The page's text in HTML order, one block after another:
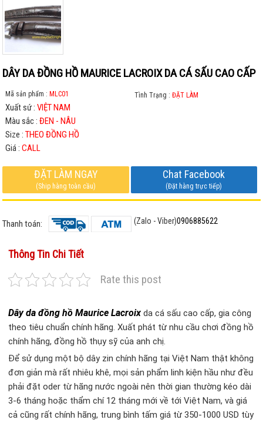
DÂY DA ĐỒNG HỒ MAURICE LACROIX DA CÁ SẤU CAO CẤP
Mã sản phẩm : MLC01 Tình Trạng : ĐẶT LÀM
Xuất sứ : VIỆT NAM
Màu sắc : ĐEN - NÂU
Size : THEO ĐỒNG HỒ
Giá : CALL
ĐẶT LÀM NGAY
(Ship hàng toàn cầu)
Chat Facebook
(Đặt hàng trực tiếp)
Thanh toán: (Zalo - Viber)0906885622
Thông Tin Chi Tiết
Rate this post
Dây da đồng hồ Maurice Lacroix da cá sấu cao cấp, gia công
theo tiêu chuẩn chính hãng. Xuất phát từ nhu cầu chơi đồng hồ
chính hãng, đồng hồ thụy sỹ của anh chị.
Để sử dụng một bộ dây zin chính hãng tại Việt Nam thật không
đơn giản mà rất nhiêu khê, mọi sản phẩm linh kiện hầu như đều
phải đặt oder từ hãng nước ngoài nên thời gian thường kéo dài
3-6 tháng hoặc thẩm chí 12 tháng mới về tới Việt Nam, và giá
cả cũng rất chính hãng, trung bình tấm giá từ 350-1000 USD tùy